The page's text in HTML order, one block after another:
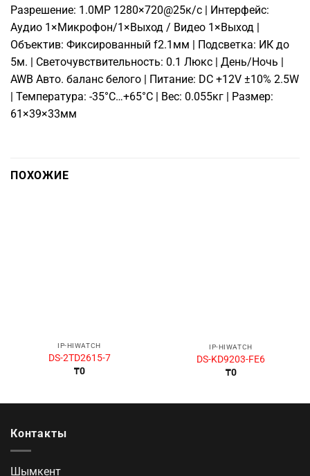
Разрешение: 1.0МР 1280×720@25к/с | Интерфейс:
Аудио 1×Микрофон/1×Выход / Видео 1×Выход |
Объектив: Фиксированный f2.1мм | Подсветка: ИК до
5м. | Светочувствительность: 0.1 Люкс | День/Ночь |
AWB Авто. баланс белого | Питание: DC +12V ±10% 2.5W
| Температура: -35°C…+65°C | Вес: 0.055кг | Размер:
61×39×33мм
ПОХОЖИЕ
IP-HIWATCH
DS-2TD2615-7
₸0
IP-HIWATCH
DS-KD9203-FE6
₸0
Контакты
Шымкент